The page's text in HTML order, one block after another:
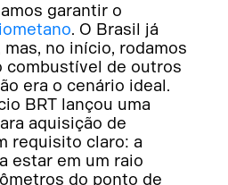
. O Brasil já
mas, no início, rodamos
combustível de outros
era o cenário ideal.
BRT lançou uma
aquisição de
requisito claro: a
estar em um raio
do ponto de